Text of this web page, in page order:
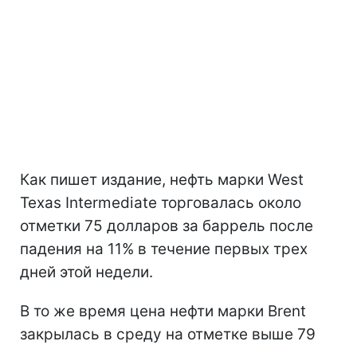
Как пишет издание, нефть марки West
Texas Intermediate торговалась около
отметки 75 долларов за баррель после
падения на 11% в течение первых трех
дней этой недели.
В то же время цена нефти марки Brent
закрылась в среду на отметке выше 79